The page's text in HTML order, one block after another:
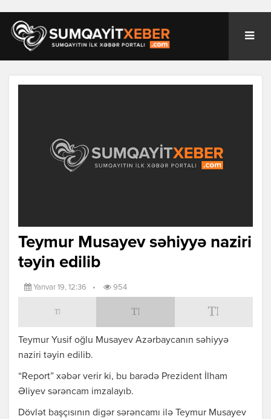
Teymur Musayev səhiyyə naziri
təyin edilib
Yanvar 19, 12:36 • 954
Teymur Yusif oğlu Musayev Azərbaycanın səhiyyə
naziri təyin edilib.
“Report” xəbər verir ki, bu barədə Prezident İlham
Əliyev sərəncam imzalayıb.
Dövlət başçısının digər sərəncamı ilə Teymur Musayev